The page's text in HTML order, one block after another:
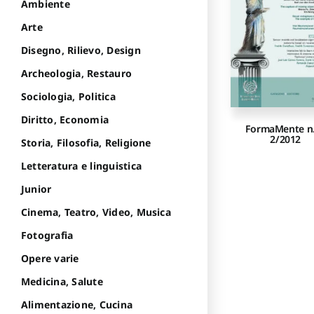
FormaMente
2/2012
Ambiente
Arte
Disegno, Rilievo, Design
Archeologia, Restauro
Sociologia, Politica
Diritto, Economia
Storia, Filosofia, Religione
Letteratura e linguistica
Junior
Cinema, Teatro, Video, Musica
Fotografia
Opere varie
Medicina, Salute
Alimentazione, Cucina